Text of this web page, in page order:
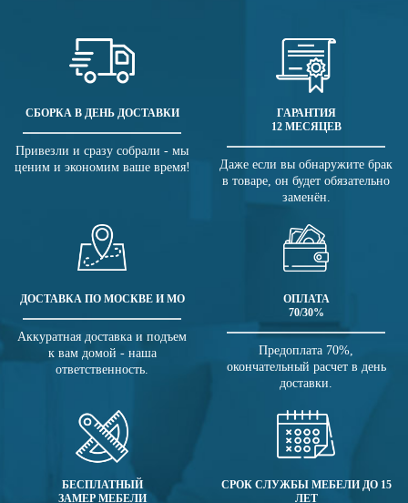
СБОРКА В ДЕНЬ ДОСТАВКИ
Привезли и сразу собрали - мы
ценим и экономим ваше время!
ГАРАНТИЯ
12 МЕСЯЦЕВ
Даже если вы обнаружите брак
в товаре, он будет обязательно
заменён.
ДОСТАВКА ПО МОСКВЕ И МО
Аккуратная доставка и подъем
к вам домой - наша
ответственность.
ОПЛАТА
70/30%
Предоплата 70%,
окончательный расчет в день
доставки.
БЕСПЛАТНЫЙ
ЗАМЕР МЕБЕЛИ
СРОК СЛУЖБЫ МЕБЕЛИ ДО 15
ЛЕТ